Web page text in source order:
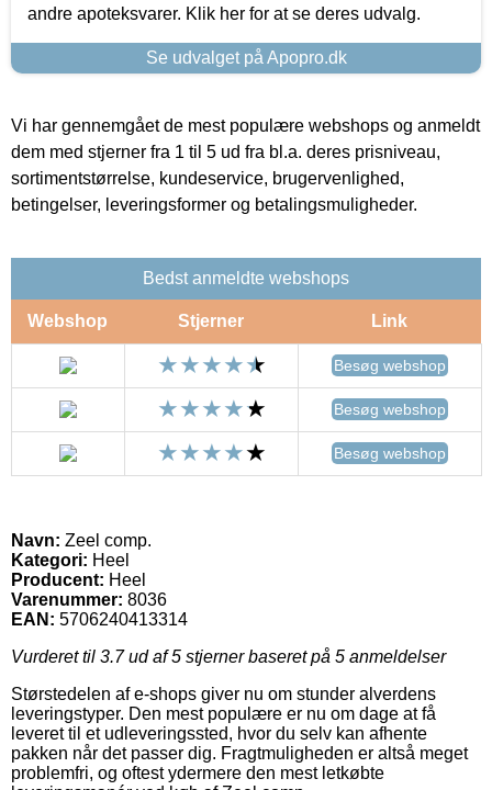
andre apoteksvarer. Klik her for at se deres udvalg.
Se udvalget på Apopro.dk
Vi har gennemgået de mest populære webshops og anmeldt
dem med stjerner fra 1 til 5 ud fra bl.a. deres prisniveau,
sortimentstørrelse, kundeservice, brugervenlighed,
betingelser, leveringsformer og betalingsmuligheder.
Bedst anmeldte webshops
Webshop Stjerner Link
Besøg webshop
Besøg webshop
Besøg webshop
Navn: Zeel comp.
Kategori: Heel
Producent: Heel
Varenummer: 8036
EAN: 5706240413314
Vurderet til 3.7ud af 5 stjerner baseret på 5 anmeldelser
Størstedelen af e-shops giver nu om stunder alverdens
leveringstyper. Den mest populære er nu om dage at få
leveret til et udleveringssted, hvor du selv kan afhente
pakken når det passer dig. Fragtmuligheden er altså meget
problemfri, og oftest ydermere den mest letkøbte